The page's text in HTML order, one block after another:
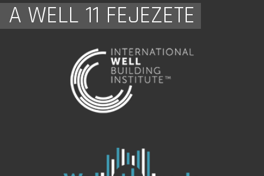
A WELL 11 FEJEZETE